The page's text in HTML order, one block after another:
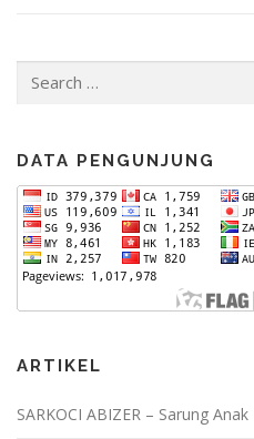
for:
DATA PENGUNJUNG
ARTIKEL
SARKOCI ABIZER – Sarung